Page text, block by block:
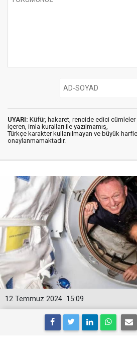
UYARI: Küfür, hakaret, rencide edici cümleler
içeren, imla kuralları ile yazılmamış,
Türkçe karakter kullanılmayan ve büyük
onaylanmamaktadır.
15:09
12 Temmuz 2024